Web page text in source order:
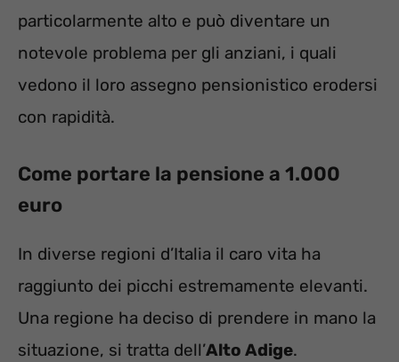
particolarmente alto e può diventare un
notevole problema per gli anziani, i quali
vedono il loro assegno pensionistico erodersi
con rapidità.
Come portare la pensione a 1.000
euro
In diverse regioni d’Italia il caro vita ha
raggiunto dei picchi estremamente elevanti.
Una regione ha deciso di prendere in mano la
situazione, si tratta dell’Alto Adige.